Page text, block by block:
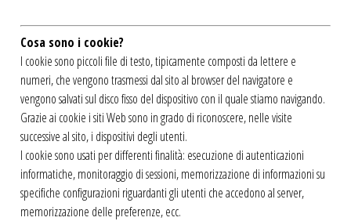
Cosa sono i cookie?
I cookie sono piccoli file di testo, tipicamente composti da lettere e
numeri, che vengono trasmessi dal sito al browser del navigatore e
vengono salvati sul disco fisso del dispositivo con il quale stiamo navigando.
Grazie ai cookie i siti Web sono in grado di riconoscere, nelle visite
successive al sito, i dispositivi degli utenti.
I cookie sono usati per differenti finalità: esecuzione di autenticazioni
informatiche, monitoraggio di sessioni, memorizzazione di informazioni su
specifiche configurazioni riguardanti gli utenti che accedono al server,
memorizzazione delle preferenze, ecc.